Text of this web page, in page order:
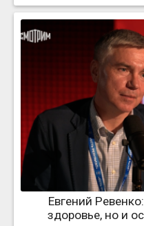
Евгений
здоровье, но и